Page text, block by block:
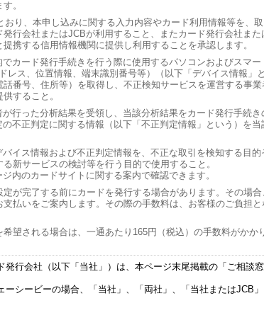
。
おり、本申し込みに関する入力内容やカード利用情報等を、
行会社またはJCBが利用すること、またカード発行会社また
携する信用情報機関に提供し利用することを承認します。
カード発行手続きを行う際に使用するパソコンおよびスマ
レス、位置情報、端末識別番号等）（以下「デバイス情報」
番号、住所等）を取得し、不正検知サービスを運営する事
すること。
行った分析結果を受領し、当該分析結果をカード発行手続き
不正判定に関する情報（以下「不正判定情報」という）を当
イス情報および不正判定情報を、不正な取引を検知する目的
新サービスの検討等を行う目的で使用すること。
内のカードサイトに関する案内で確認できます。
が完了する前にカードを発行する場合があります。その場
支払いをご案内します。その際の手数料は、お客様のご負担
望される場合は、一通あたり165円（税込）の手数料がか
発行会社（以下「当社」）は、本ページ末尾掲載の「ご相談
シービーの場合、「当社」、「両社」、「当社またはJCB